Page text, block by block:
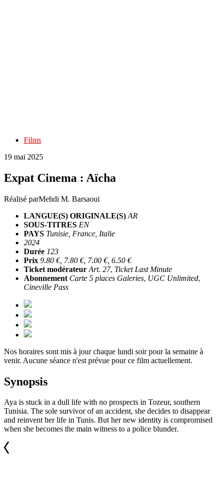
Films
19 mai 2025
Expat Cinema : Aïcha
Réalisé parMehdi M. Barsaoui
LANGUE(S) ORIGINALE(S) AR
SOUS-TITRES EN
PAYS Tunisie, France, Italie
2024
Durée 123
Prix 9.80 €, 7.80 €, 7.00 €, 6.50 €
Ticket modérateur Art. 27, Ticket Last Minute
Abonnement Carte 5 places Galeries, UGC Unlimited,
Cineville Pass
Nos horaires sont mis à jour chaque lundi soir pour la semaine à
venir. Aucune séance n'est prévue pour ce film actuellement.
Synopsis
Aya is stuck in a dull life with no prospects in Tozeur, southern
Tunisia. The sole survivor of an accident, she decides to disappear
and reinvent her life in Tunis. But her new identity is compromised
when she becomes the main witness to a police blunder.